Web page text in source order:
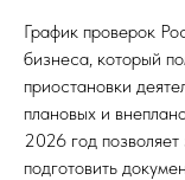
График проверок
бизнеса, который
приостановки
плановых и
2026 год позволяет
подготовить